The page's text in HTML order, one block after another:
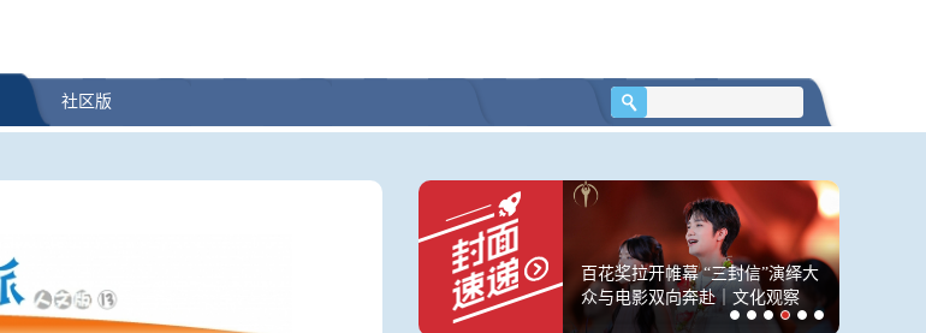
社区版
台风四级应急响应
为童心而画！80岁蔡皋成中国首
位国际安徒生插画家奖得主
百花奖拉开帷幕 “三封信”演绎大
众与电影双向奔赴｜文化观察
美国五角大楼发生“危险品事故”
· 盖茨称因婚外情遭爱泼斯坦要挟